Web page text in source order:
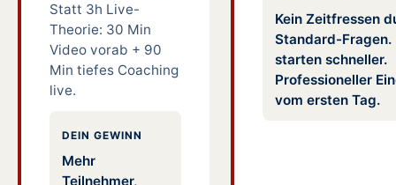
Statt 3h Live-
Theorie: 30 Min
Video vorab + 90
Min tiefes Coaching
live.
DEIN GEWINN
Mehr
Teilnehmer,
Kein Zeitfressen
Standard-Fragen.
starten schneller.
Professioneller
vom ersten Tag.